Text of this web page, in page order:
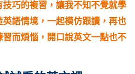
巧的複習，讓我不知不覺就學
英語情境，一起模仿跟讀，再也
而煩惱，開口說英文一點也不